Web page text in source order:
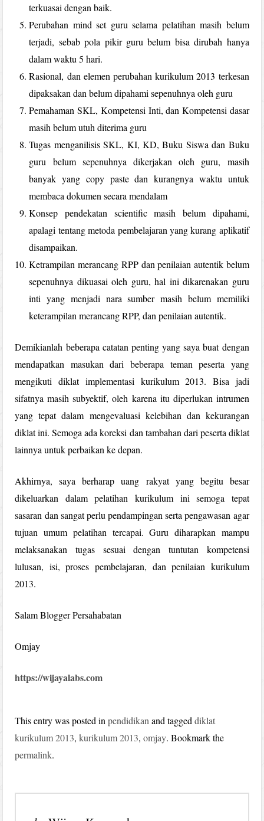
terkuasai dengan baik.
Perubahan mind set guru selama pelatihan masih belum
terjadi, sebab pola pikir guru belum bisa dirubah hanya
dalam waktu 5 hari.
Rasional, dan elemen perubahan kurikulum 2013 terkesan
dipaksakan dan belum dipahami sepenuhnya oleh guru
Pemahaman SKL, Kompetensi Inti, dan Kompetensi dasar
masih belum utuh diterima guru
Tugas menganilisis SKL, KI, KD, Buku Siswa dan Buku
guru belum sepenuhnya dikerjakan oleh guru, masih
banyak yang copy paste dan kurangnya waktu untuk
membaca dokumen secara mendalam
Konsep pendekatan scientific masih belum dipahami,
apalagi tentang metoda pembelajaran yang kurang aplikatif
disampaikan.
Ketrampilan merancang RPP dan penilaian autentik belum
sepenuhnya dikuasai oleh guru, hal ini dikarenakan guru
inti yang menjadi nara sumber masih belum memiliki
keterampilan merancang RPP, dan penilaian autentik.
Demikianlah beberapa catatan penting yang saya buat dengan
mendapatkan masukan dari beberapa teman peserta yang
mengikuti diklat implementasi kurikulum 2013. Bisa jadi
sifatnya masih subyektif, oleh karena itu diperlukan intrumen
yang tepat dalam mengevaluasi kelebihan dan kekurangan
diklat ini. Semoga ada koreksi dan tambahan dari peserta diklat
lainnya untuk perbaikan ke depan.
Akhirnya, saya berharap uang rakyat yang begitu besar
dikeluarkan dalam pelatihan kurikulum ini semoga tepat
sasaran dan sangat perlu pendampingan serta pengawasan agar
tujuan umum pelatihan tercapai. Guru diharapkan mampu
melaksanakan tugas sesuai dengan tuntutan kompetensi
lulusan, isi, proses pembelajaran, dan penilaian kurikulum
2013.
Salam Blogger Persahabatan
Omjay
https://wijayalabs.com
This entry was posted inpendidikan and taggeddiklat
kurikulum 2013,kurikulum 2013,omjay. Bookmark the
permalink.